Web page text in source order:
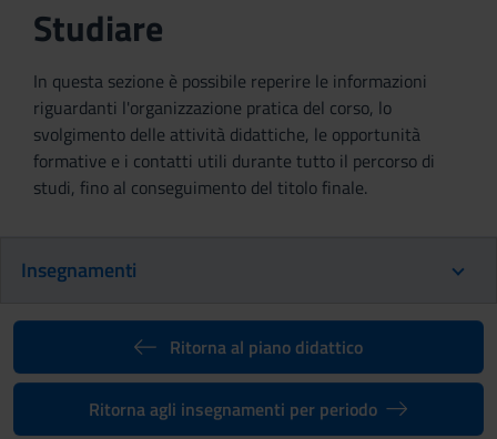
Studiare
In questa sezione è possibile reperire le informazioni
riguardanti l'organizzazione pratica del corso, lo
svolgimento delle attività didattiche, le opportunità
formative e i contatti utili durante tutto il percorso di
studi, fino al conseguimento del titolo finale.
Insegnamenti
Ritorna al piano didattico
Ritorna agli insegnamenti per periodo